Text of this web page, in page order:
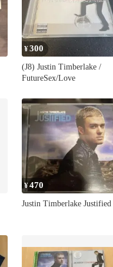
¥300
(J8) Justin Timberlake /
FutureSex/Love
¥470
Justin Timberlake Justified